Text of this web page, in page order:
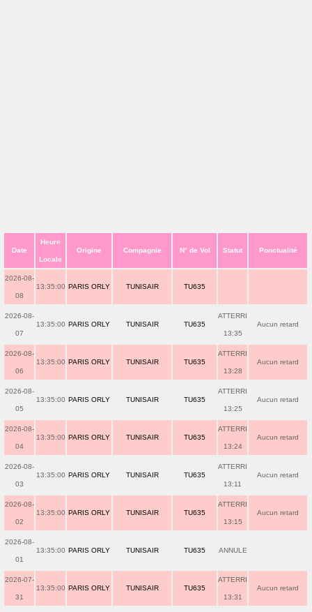
Date
Heure
Locale
Origine Compagnie N° de Vol Statut Ponctualité
2026-08-
08
13:35:00 PARIS ORLY TUNISAIR TU635
2026-08-
07
13:35:00 PARIS ORLY TUNISAIR TU635
ATTERRI
13:35
Aucun retard
2026-08-
06
13:35:00 PARIS ORLY TUNISAIR TU635
ATTERRI
13:28
Aucun retard
2026-08-
05
13:35:00 PARIS ORLY TUNISAIR TU635
ATTERRI
13:25
Aucun retard
2026-08-
04
13:35:00 PARIS ORLY TUNISAIR TU635
ATTERRI
13:24
Aucun retard
2026-08-
03
13:35:00 PARIS ORLY TUNISAIR TU635
ATTERRI
13:11
Aucun retard
2026-08-
02
13:35:00 PARIS ORLY TUNISAIR TU635
ATTERRI
13:15
Aucun retard
2026-08-
01
13:35:00 PARIS ORLY TUNISAIR TU635 ANNULE
2026-07-
31
13:35:00 PARIS ORLY TUNISAIR TU635
ATTERRI
13:31
Aucun retard